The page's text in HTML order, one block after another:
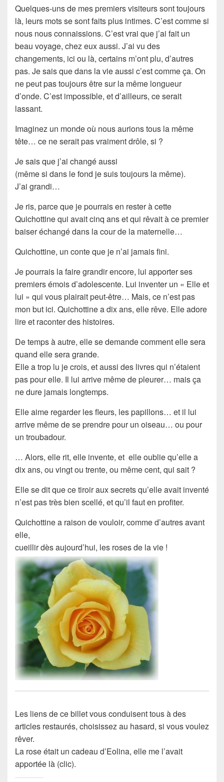
Quelques-uns de mes premiers visiteurs sont toujours
là, leurs mots se sont faits plus intimes. C’est comme si
nous nous connaissions. C’est vrai que j’ai fait un
beau voyage, chez eux aussi. J’ai vu des
changements, ici ou là, certains m’ont plu, d’autres
pas. Je sais que dans la vie aussi c’est comme ça. On
ne peut pas toujours être sur la même longueur
d’onde. C’est impossible, et d’ailleurs, ce serait
lassant.
Imaginez un monde où nous aurions tous la même
tête… ce ne serait pas vraiment drôle, si ?
Je sais que j’ai changé aussi
(même si dans le fond je suis toujours la même).
J’ai grandi…
Je ris, parce que je pourrais en rester à cette
Quichottine qui avait cinq ans et qui rêvait à ce premier
baiser échangé dans la cour de la maternelle…
Quichottine, un conte que je n’ai jamais fini.
Je pourrais la faire grandir encore, lui apporter ses
premiers émois d’adolescente. Lui inventer un « Elle et
lui » qui vous plairait peut-être… Mais, ce n’est pas
mon but ici. Quichottine a dix ans, elle rêve. Elle adore
lire et raconter des histoires.
De temps à autre, elle se demande comment elle sera
quand elle sera grande.
Elle a trop lu je crois, et aussi des livres qui n’étaient
pas pour elle. Il lui arrive même de pleurer… mais ça
ne dure jamais longtemps.
Elle aime regarder les fleurs, les papillons… et il lui
arrive même de se prendre pour un oiseau… ou pour
un troubadour.
… Alors, elle rit, elle invente, et elle oublie qu’elle a
dix ans, ou vingt ou trente, ou même cent, qui sait ?
Elle se dit que ce tiroir aux secrets qu’elle avait inventé
n’est pas très bien scellé, et qu’il faut en profiter.
Quichottine a raison de vouloir, comme d’autres avant
elle,
cueillir dès aujourd’hui, les roses de la vie !
Les liens de ce billet vous conduisent tous à des
articles restaurés, choisissez au hasard, si vous voulez
rêver.
La rose était un cadeau d’Eolina, elle me l’avait
apportée là (clic).